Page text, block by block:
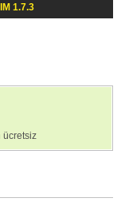
1.7.3
ücretsiz